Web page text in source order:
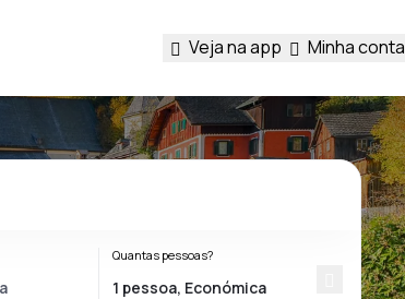
Veja na app Minha conta
Quantas pessoas?